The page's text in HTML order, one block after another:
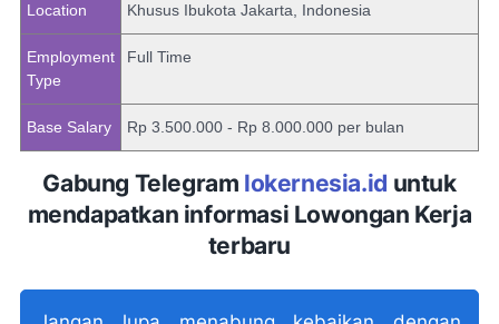
Location
Khusus Ibukota Jakarta, Indonesia
Employment
Type
Full Time
Base Salary Rp 3.500.000 - Rp 8.000.000 per bulan
Gabung Telegram lokernesia.id untuk
mendapatkan informasi Lowongan Kerja
terbaru